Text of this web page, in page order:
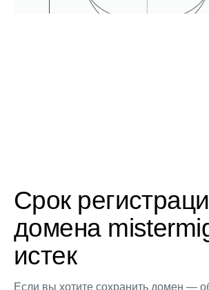
Срок
домена
истек
Если вы хотите сохранить домен —